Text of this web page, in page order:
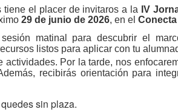
el placer de invitaros a la IV
29 de junio de 2026, en el
matinal para descubrir el
listos para aplicar con tu
Por la tarde, nos
recibirás orientación para
sin plaza.